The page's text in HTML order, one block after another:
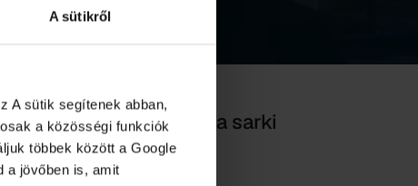
A sütikről
A sütik segítenek abban,
a közösségi funkciók
többek között a Google
a jövőben is, amit
zsugorodtak az idén a sarki